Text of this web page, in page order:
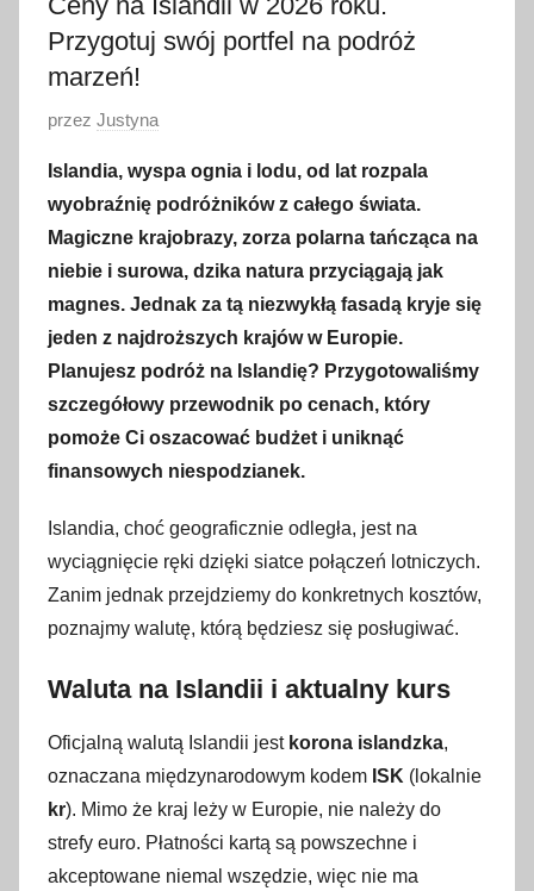
Przygotuj swój portfel na podróż
marzeń!
O
u
b
l
i
k
o
w
a
n
o
3
s
i
p
i
a
2
przez Justyna
Islandia, wyspa ognia i lodu, od lat rozpala
wyobraźnię podróżników z całego świata.
Magiczne krajobrazy, zorza polarna tańcząca na
niebie i surowa, dzika natura przyciągają jak
magnes. Jednak za tą niezwykłą fasadą kryje się
jeden z najdroższych krajów w Europie.
Planujesz podróż na Islandię? Przygotowaliśmy
szczegółowy przewodnik po cenach, który
pomoże Ci oszacować budżet i uniknąć
finansowych niespodzianek.
Islandia, choć geograficznie odległa, jest na
wyciągnięcie ręki dzięki siatce połączeń lotniczych.
Zanim jednak przejdziemy do konkretnych kosztów,
poznajmy walutę, którą będziesz się posługiwać.
Waluta na Islandii i aktualny kurs
Oficjalną walutą Islandii jest korona islandzka,
oznaczana międzynarodowym kodem ISK (lokalnie
kr). Mimo że kraj leży w Europie, nie należy do
strefy euro. Płatności kartą są powszechne i
akceptowane niemal wszędzie, więc nie ma